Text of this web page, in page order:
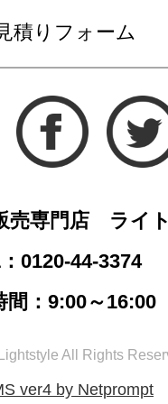
積りフォーム
売専門店 ライ
0120-44-3374
間：9:00～16:00
All Rights
ver4 by Netprompt